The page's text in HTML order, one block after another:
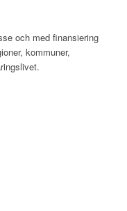
och med finansiering
kommuner,